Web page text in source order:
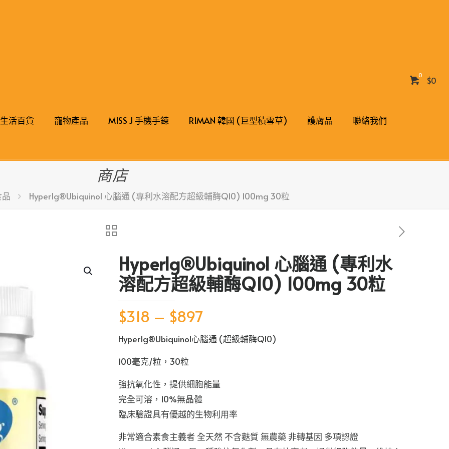
生活百貨 寵物產品 MISS J 手機手錬 RIMAN 韓國 (巨型積雪草) 護膚品 聯絡我們
0 $0
商店
HyperIg®Ubiquinol 心腦通 (專利水溶配方超級輔酶Q10) 100mg 30粒
HyperIg®Ubiquinol 心腦通 (專利水
溶配方超級輔酶Q10) 100mg 30粒
$318 – $897Price
range:
$318
$897
HyperIg®Ubiquinol心腦通 (超級輔酶Q10)
100毫克/粒，30粒
強抗氧化性，提供細胞能量
完全可溶，10%無晶體
臨床驗證具有優越的生物利用率
非常適合素食主義者 全天然 不含麩質 無農藥 非轉基因 多項認證